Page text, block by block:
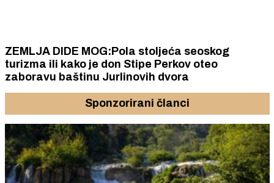
ZEMLJA DIDE MOG:Pola stoljeća seoskog
turizma ili kako je don Stipe Perkov oteo
zaboravu baštinu Jurlinovih dvora
Sponzorirani članci